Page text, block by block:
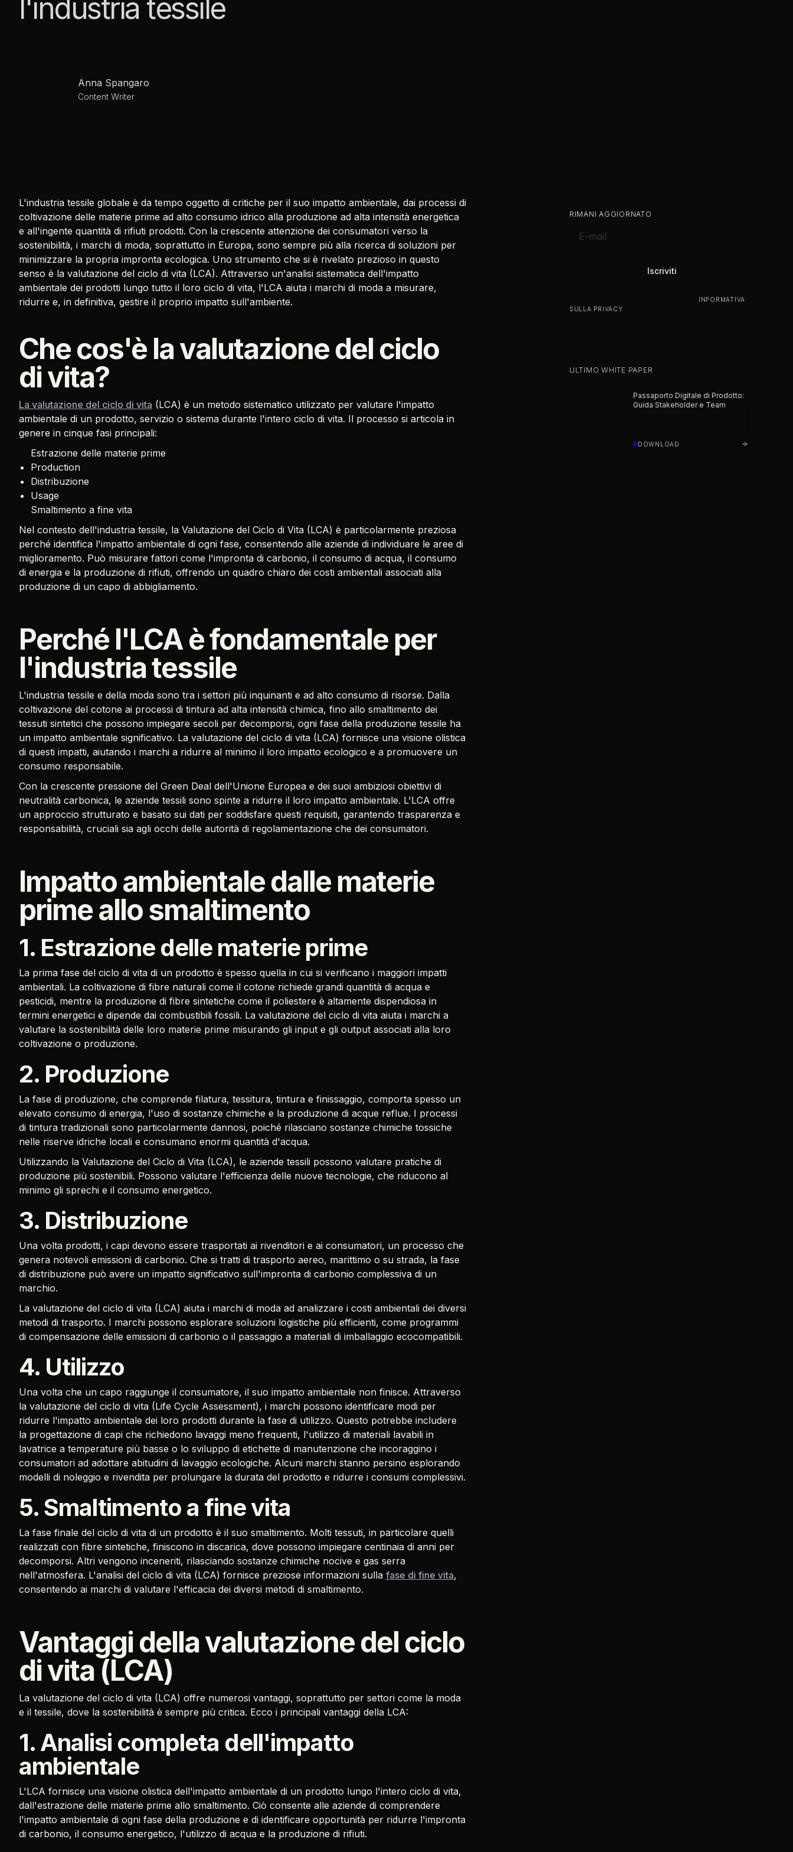
l'industria tessile
Anna Spangaro
Content Writer
L'industria tessile globale è da tempo oggetto di critiche per il suo impatto ambientale, dai processi di
coltivazione delle materie prime ad alto consumo idrico alla produzione ad alta intensità energetica
e all'ingente quantità di rifiuti prodotti. Con la crescente attenzione dei consumatori verso la
sostenibilità, i marchi di moda, soprattutto in Europa, sono sempre più alla ricerca di soluzioni per
minimizzare la propria impronta ecologica. Uno strumento che si è rivelato prezioso in questo
senso è la valutazione del ciclo di vita (LCA). Attraverso un'analisi sistematica dell'impatto
ambientale dei prodotti lungo tutto il loro ciclo di vita, l'LCA aiuta i marchi di moda a misurare,
ridurre e, in definitiva, gestire il proprio impatto sull'ambiente.
Che cos'è la valutazione del ciclo
di vita?
La valutazione del ciclo di vita (LCA) è un metodo sistematico utilizzato per valutare l'impatto
ambientale di un prodotto, servizio o sistema durante l'intero ciclo di vita. Il processo si articola in
genere in cinque fasi principali:
Estrazione delle materie prime
Production
Distribuzione
Usage
Smaltimento a fine vita
Nel contesto dell'industria tessile, la Valutazione del Ciclo di Vita (LCA) è particolarmente preziosa
perché identifica l'impatto ambientale di ogni fase, consentendo alle aziende di individuare le aree di
miglioramento. Può misurare fattori come l'impronta di carbonio, il consumo di acqua, il consumo
di energia e la produzione di rifiuti, offrendo un quadro chiaro dei costi ambientali associati alla
produzione di un capo di abbigliamento.
Perché l'LCA è fondamentale per
l'industria tessile
L'industria tessile e della moda sono tra i settori più inquinanti e ad alto consumo di risorse. Dalla
coltivazione del cotone ai processi di tintura ad alta intensità chimica, fino allo smaltimento dei
tessuti sintetici che possono impiegare secoli per decomporsi, ogni fase della produzione tessile ha
un impatto ambientale significativo. La valutazione del ciclo di vita (LCA) fornisce una visione olistica
di questi impatti, aiutando i marchi a ridurre al minimo il loro impatto ecologico e a promuovere un
consumo responsabile.
Con la crescente pressione del Green Deal dell'Unione Europea e dei suoi ambiziosi obiettivi di
neutralità carbonica, le aziende tessili sono spinte a ridurre il loro impatto ambientale. L'LCA offre
un approccio strutturato e basato sui dati per soddisfare questi requisiti, garantendo trasparenza e
responsabilità, cruciali sia agli occhi delle autorità di regolamentazione che dei consumatori.
Impatto ambientale dalle materie
prime allo smaltimento
1. Estrazione delle materie prime
La prima fase del ciclo di vita di un prodotto è spesso quella in cui si verificano i maggiori impatti
ambientali. La coltivazione di fibre naturali come il cotone richiede grandi quantità di acqua e
pesticidi, mentre la produzione di fibre sintetiche come il poliestere è altamente dispendiosa in
termini energetici e dipende dai combustibili fossili. La valutazione del ciclo di vita aiuta i marchi a
valutare la sostenibilità delle loro materie prime misurando gli input e gli output associati alla loro
coltivazione o produzione.
2. Produzione
La fase di produzione, che comprende filatura, tessitura, tintura e finissaggio, comporta spesso un
elevato consumo di energia, l'uso di sostanze chimiche e la produzione di acque reflue. I processi
di tintura tradizionali sono particolarmente dannosi, poiché rilasciano sostanze chimiche tossiche
nelle riserve idriche locali e consumano enormi quantità d'acqua.
Utilizzando la Valutazione del Ciclo di Vita (LCA), le aziende tessili possono valutare pratiche di
produzione più sostenibili. Possono valutare l'efficienza delle nuove tecnologie, che riducono al
minimo gli sprechi e il consumo energetico.
3. Distribuzione
Una volta prodotti, i capi devono essere trasportati ai rivenditori e ai consumatori, un processo che
genera notevoli emissioni di carbonio. Che si tratti di trasporto aereo, marittimo o su strada, la fase
di distribuzione può avere un impatto significativo sull'impronta di carbonio complessiva di un
marchio.
La valutazione del ciclo di vita (LCA) aiuta i marchi di moda ad analizzare i costi ambientali dei diversi
metodi di trasporto. I marchi possono esplorare soluzioni logistiche più efficienti, come programmi
di compensazione delle emissioni di carbonio o il passaggio a materiali di imballaggio ecocompatibili.
4. Utilizzo
Una volta che un capo raggiunge il consumatore, il suo impatto ambientale non finisce. Attraverso
la valutazione del ciclo di vita (Life Cycle Assessment), i marchi possono identificare modi per
ridurre l'impatto ambientale dei loro prodotti durante la fase di utilizzo. Questo potrebbe includere
la progettazione di capi che richiedono lavaggi meno frequenti, l'utilizzo di materiali lavabili in
lavatrice a temperature più basse o lo sviluppo di etichette di manutenzione che incoraggino i
consumatori ad adottare abitudini di lavaggio ecologiche. Alcuni marchi stanno persino esplorando
modelli di noleggio e rivendita per prolungare la durata del prodotto e ridurre i consumi complessivi.
5. Smaltimento a fine vita
La fase finale del ciclo di vita di un prodotto è il suo smaltimento. Molti tessuti, in particolare quelli
realizzati con fibre sintetiche, finiscono in discarica, dove possono impiegare centinaia di anni per
decomporsi. Altri vengono inceneriti, rilasciando sostanze chimiche nocive e gas serra
nell'atmosfera. L'analisi del ciclo di vita (LCA) fornisce preziose informazioni sulla fase di fine vita,
consentendo ai marchi di valutare l'efficacia dei diversi metodi di smaltimento.
Vantaggi della valutazione del ciclo
di vita (LCA)
La valutazione del ciclo di vita (LCA) offre numerosi vantaggi, soprattutto per settori come la moda
e il tessile, dove la sostenibilità è sempre più critica. Ecco i principali vantaggi della LCA:
1. Analisi completa dell'impatto
ambientale
L'LCA fornisce una visione olistica dell'impatto ambientale di un prodotto lungo l'intero ciclo di vita,
dall'estrazione delle materie prime allo smaltimento. Ciò consente alle aziende di comprendere
l'impatto ambientale di ogni fase della produzione e di identificare opportunità per ridurre l'impronta
di carbonio, il consumo energetico, l'utilizzo di acqua e la produzione di rifiuti.
RIMANI AGGIORNATO
INFORMATIVA
SULLA PRIVACY
ULTIMO WHITE PAPER
Passaporto Digitale di Prodotto:
Guida Stakeholder e Team
DOWNLOAD